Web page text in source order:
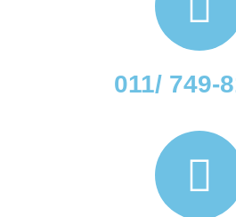
011/ 749-